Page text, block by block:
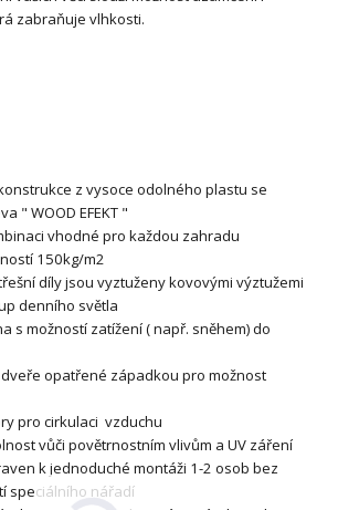
zabraňuje vlhkosti.
z vysoce odolného plastu se
" WOOD EFEKT "
vhodné pro každou zahradu
150kg/m2
díly jsou vyztuženy kovovými výztužemi
denního světla
s možností zatížení ( např. sněhem) do
opatřené západkou pro možnost
pro cirkulaci vzduchu
vůči povětrnostním vlivům a UV záření
k jednoduché montáži 1-2 osob bez
speciálního nářadí